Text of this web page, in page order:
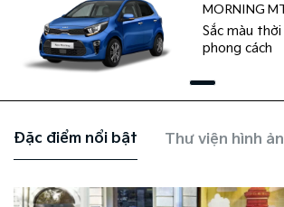
MORNING
Sắc màu
phong cách
Đặc điểm nổi bật Thư viện hình